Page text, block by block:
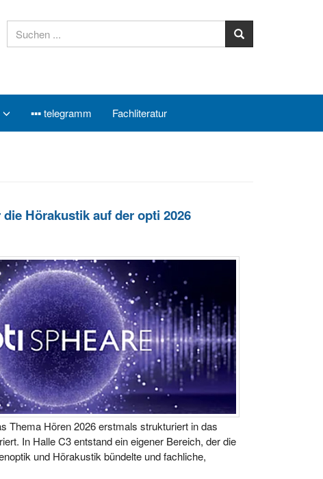
▪▪▪ telegramm Fachliteratur
Hörakustik auf der opti 2026
Thema Hören 2026 erstmals strukturiert in das
In Halle C3 entstand ein eigener Bereich, der die
und Hörakustik bündelte und fachliche,